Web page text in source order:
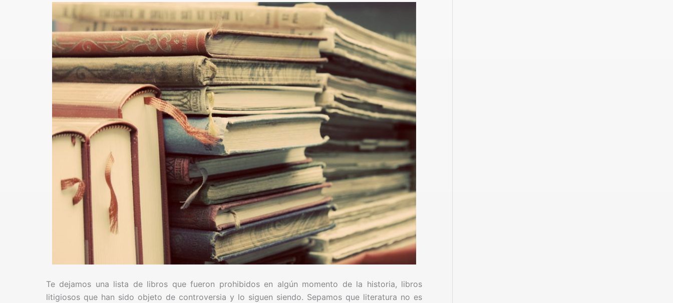
Te dejamos una lista de libros que fueron prohibidos en algún momento de la historia, libros
litigiosos que han sido objeto de controversia y lo siguen siendo. Sepamos que literatura no es